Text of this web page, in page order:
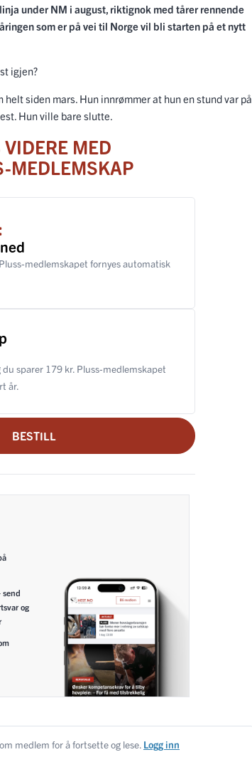
under NM i august, riktignok med tårer rennende
som er på vei til Norge vil bli starten på et nytt
igjen?
siden mars. Hun innrømmer at hun en stund var på
Hun ville bare slutte.
VIDERE MED
MEDLEMSKAP
medlemskapet fornyes automatisk
du sparer 179 kr. Pluss-medlemskapet
år.
BESTILL
send
og
medlem for å fortsette og lese. Logg inn